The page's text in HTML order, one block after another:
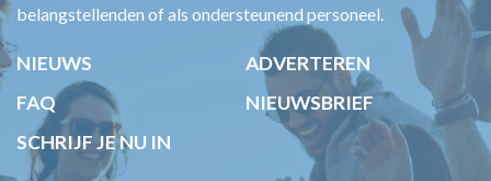
belangstellenden of als ondersteunend personeel.
NIEUWS
ADVERTEREN
FAQ
NIEUWSBRIEF
SCHRIJF JE NU IN